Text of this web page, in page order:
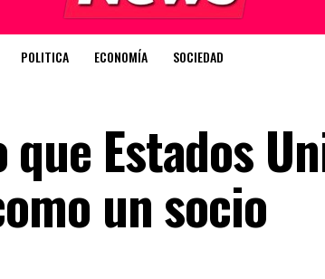
POLITICA ECONOMÍA SOCIEDAD
Estados
un socio